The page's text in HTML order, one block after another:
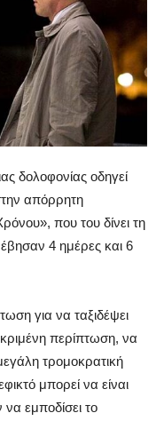
δολοφονίας οδηγεί
απόρρητη
που του δίνει τη
4 ημέρες και 6
για να ταξιδέψει
περίπτωση, να
τρομοκρατική
μπορεί να είναι
εμποδίσει το